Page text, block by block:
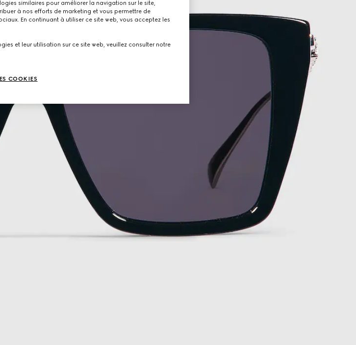
similaires pour améliorer la navigation sur le site,
à nos efforts de marketing et vous permettre de
En continuant à utiliser ce site web, vous acceptez les
et leur utilisation sur ce site web, veuillez consulter notre
COOKIES